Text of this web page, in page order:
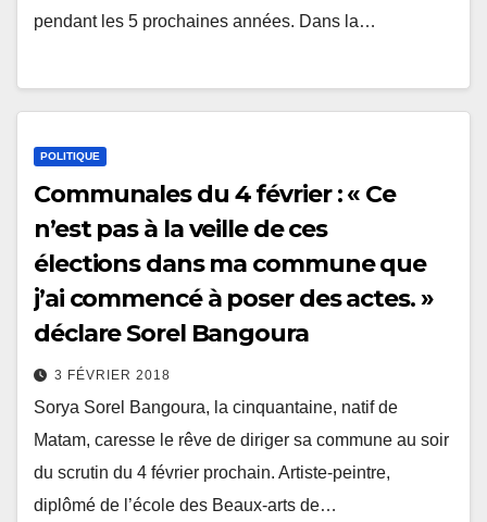
pendant les 5 prochaines années. Dans la…
POLITIQUE
Communales du 4 février : « Ce
n’est pas à la veille de ces
élections dans ma commune que
j’ai commencé à poser des actes. »
déclare Sorel Bangoura
3 FÉVRIER 2018
Sorya Sorel Bangoura, la cinquantaine, natif de
Matam, caresse le rêve de diriger sa commune au soir
du scrutin du 4 février prochain. Artiste-peintre,
diplômé de l’école des Beaux-arts de…